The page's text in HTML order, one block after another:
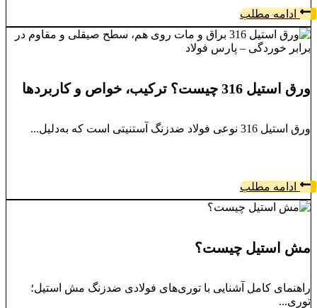
ادامه مطلب
ورق استیل 316 چیست؟ ترکیب، خواص و کاربردها
ورق استیل 316 نوعی فولاد ضدزنگ آستنیتی است که به‌دلیل...
ادامه مطلب
مش استیل چیست؟
راهنمای کامل آشنایی با توری‌های فولادی ضدزنگ مش استیل؛
توری...